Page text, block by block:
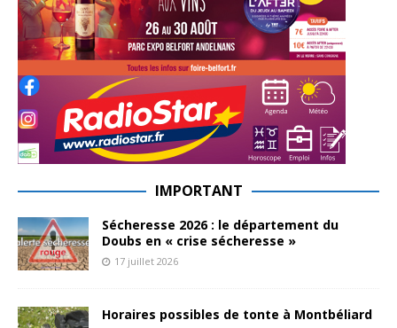
IMPORTANT
Sécheresse 2026 : le département du
Doubs en « crise sécheresse »
17 juillet 2026
Horaires possibles de tonte à Montbéliard